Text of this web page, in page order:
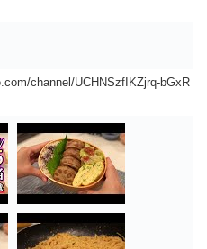
channel/UCHNSzfIKZjrq-bGxR